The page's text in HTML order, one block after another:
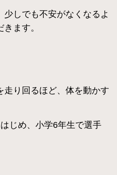
しでも不安がなくなるよ
ます。
り回るほど、体を動かす
じめ、小学6年生で選手